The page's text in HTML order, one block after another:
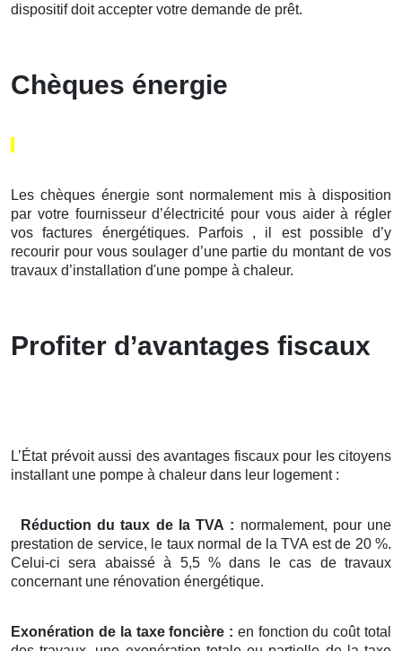
dispositif doit accepter votre demande de prêt.
Chèques énergie
Les chèques énergie sont normalement mis à disposition
par votre fournisseur d’électricité pour vous aider à régler
vos factures énergétiques. Parfois , il est possible d’y
recourir pour vous soulager d’une partie du montant de vos
travaux d’installation d'une pompe à chaleur.
Profiter d’avantages fiscaux
L’État prévoit aussi des avantages fiscaux pour les citoyens
installant une pompe à chaleur dans leur logement :
Réduction du taux de la TVA : normalement, pour une
prestation de service, le taux normal de la TVA est de 20 %.
Celui-ci sera abaissé à 5,5 % dans le cas de travaux
concernant une rénovation énergétique.
Exonération de la taxe foncière : en fonction du coût total